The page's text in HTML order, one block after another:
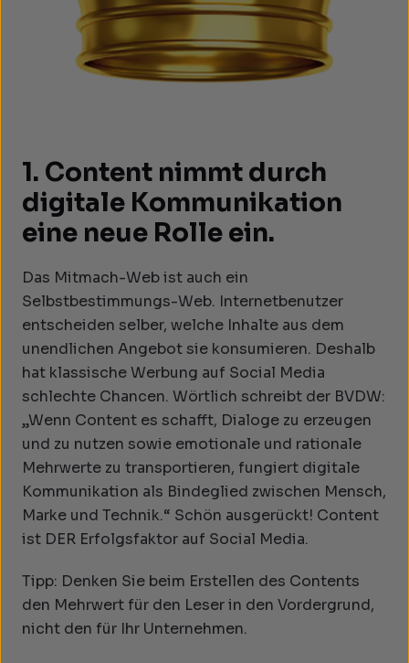
1. Content nimmt durch
digitale Kommunikation
eine neue Rolle ein.
Das Mitmach-Web ist auch ein
Selbstbestimmungs-Web. Internetbenutzer
entscheiden selber, welche Inhalte aus dem
unendlichen Angebot sie konsumieren. Deshalb
hat klassische Werbung auf Social Media
schlechte Chancen. Wörtlich schreibt der BVDW:
„Wenn Content es schafft, Dialoge zu erzeugen
und zu nutzen sowie emotionale und rationale
Mehrwerte zu transportieren, fungiert digitale
Kommunikation als Bindeglied zwischen Mensch,
Marke und Technik.“ Schön ausgerückt! Content
ist DER Erfolgsfaktor auf Social Media.
Tipp: Denken Sie beim Erstellen des Contents
den Mehrwert für den Leser in den Vordergrund,
nicht den für Ihr Unternehmen.